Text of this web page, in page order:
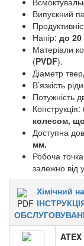
Випускний
Напір: до 20
Матеріали
(PVDF).
Діаметр
В’язкість
Потужність
Конструкція:
колесом,
Доступна
мм.
Робоча
залежно від
Хімічний
ATEX